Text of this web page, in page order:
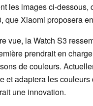
les images ci-
que Xiaomi proposera
vue, la Watch S3
prendrait en
de couleurs.
et adaptera les
une innovation.